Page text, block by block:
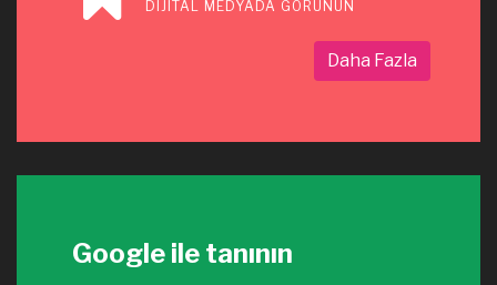
DIJITAL MEDYADA GÖRÜNÜN
Daha Fazla
Google ile tanının